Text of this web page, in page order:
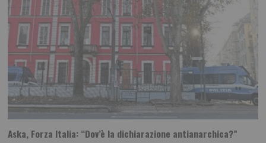
Aska, Forza Italia: “Dov’è la dichiarazione antianarchica?”